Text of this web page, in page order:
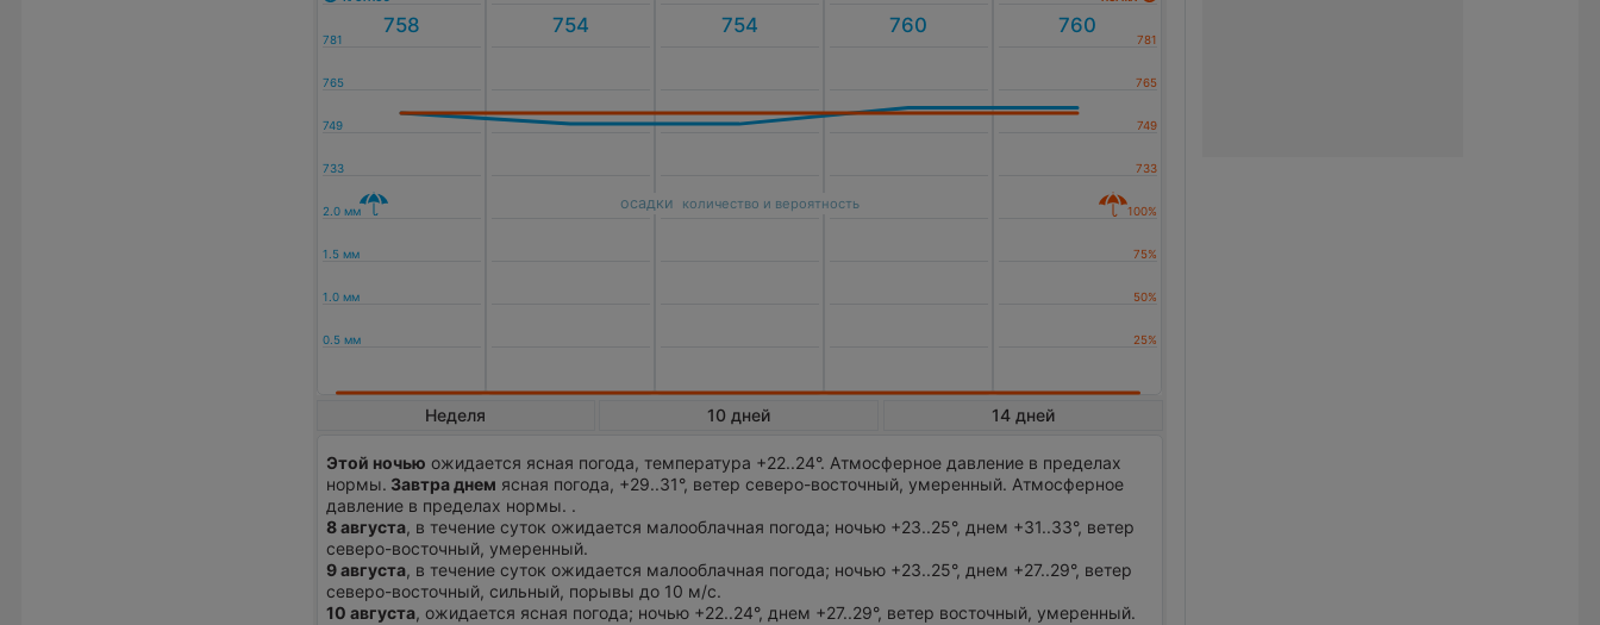
осадки количество и вероятность
Неделя 10 дней 14 дней
Этой ночью ожидается ясная погода, температура +22..24°. Атмосферное давление в пределах
нормы. Завтра днем ясная погода, +29..31°, ветер северо-восточный, умеренный. Атмосферное
давление в пределах нормы. .
8 августа, в течение суток ожидается малооблачная погода; ночью +23..25°, днем +31..33°, ветер
северо-восточный, умеренный.
9 августа, в течение суток ожидается малооблачная погода; ночью +23..25°, днем +27..29°, ветер
северо-восточный, сильный, порывы до 10 м/с.
10 августа, ожидается ясная погода; ночью +22..24°, днем +27..29°, ветер восточный, умеренный.